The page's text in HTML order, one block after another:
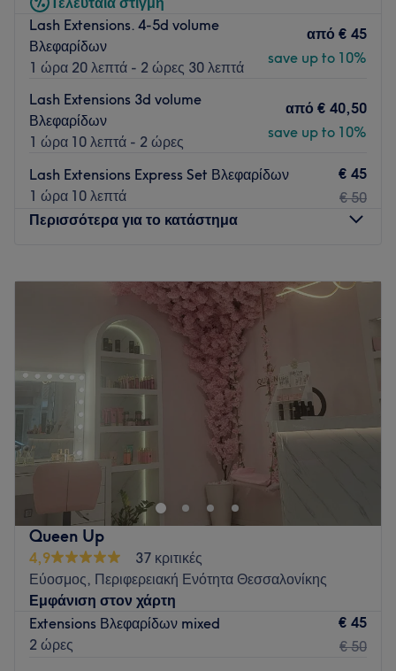
Lash Extensions. 4-5d volume
Βλεφαρίδων
1 ώρα 20 λεπτά - 2 ώρες 30 λεπτά
από € 45
save up to 10%
Lash Extensions 3d volume
Βλεφαρίδων
1 ώρα 10 λεπτά - 2 ώρες
από € 40,50
save up to 10%
Lash Extensions Express Set Βλεφαρίδων
1 ώρα 10 λεπτά
€ 45
€ 50
Περισσότερα για το κατάστημα
10:00–20:00
10:00
Παρασκευή
10:00
Σάββατο
Κλειστό
11:00 16:00
A boutique lash studio dedicated exclusively to lash
extensions and lash lift treatments. Known for signature
techniques, customised styling and a detail-focused
approach, we create refined looks tailored to every client.
The studio offers a private one-to-one experience in a
calm, beautifully designed space with music and
exceptional comfort throughout every appointment.
Go to venue
Queen Up
4,9
37 κριτικές
Εύοσμος, Περιφερειακή Ενότητα Θεσσαλονίκης
Εμφάνιση στον χάρτη
Extensions Βλεφαρίδων mixed
2 ώρες
€ 45
€ 50